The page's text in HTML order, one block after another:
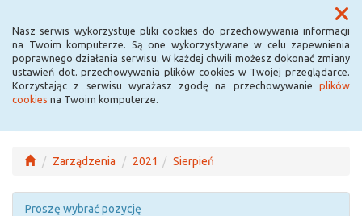
Nasz serwis wykorzystuje pliki cookies do przechowywania informacji
na Twoim komputerze. Są one wykorzystywane w celu zapewnienia
poprawnego działania serwisu. W każdej chwili możesz dokonać zmiany
ustawień dot. przechowywania plików cookies w Twojej przeglądarce.
Korzystając z serwisu wyrażasz zgodę na przechowywanie plików
cookies na Twoim komputerze.
Menu
Zarządzenia 2021 Sierpień
Proszę wybrać pozycję